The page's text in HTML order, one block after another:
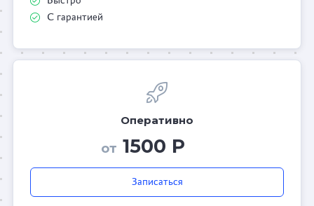
С гарантией
Оперативно
от 1500 Р
Записаться